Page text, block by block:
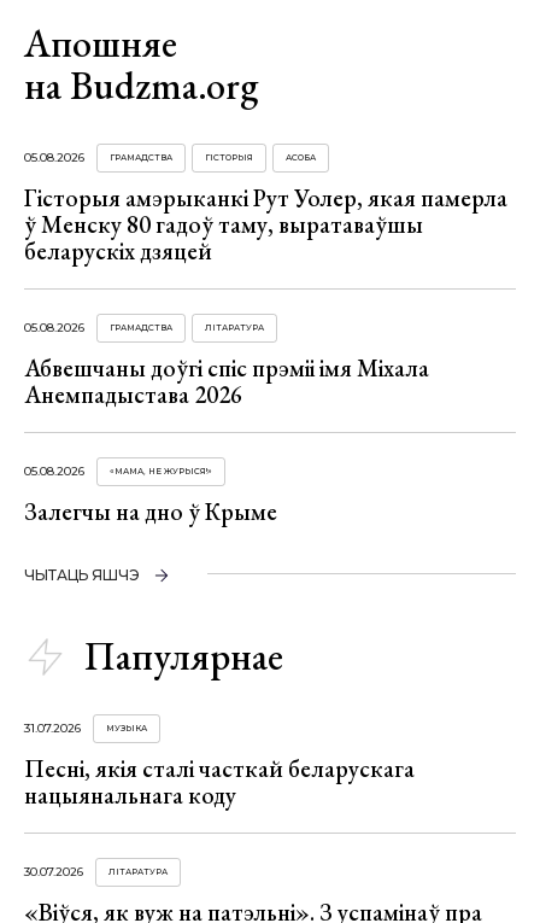
Апошняе
на Budzma.org
05.08.2026 ГРАМАДСТВА ГІСТОРЫЯ АСОБА
Гісторыя амэрыканкі Рут Уолер, якая памерла
ў Менску 80 гадоў таму, выратаваўшы
беларускіх дзяцей
05.08.2026 ГРАМАДСТВА ЛІТАРАТУРА
Абвешчаны доўгі спіс прэміі імя Міхала
Анемпадыстава 2026
05.08.2026 «МАМА, НЕ ЖУРЫСЯ!»
Залегчы на дно ў Крыме
ЧЫТАЦЬ ЯШЧЭ
Папулярнае
31.07.2026 МУЗЫКА
Песні, якія сталі часткай беларускага
нацыянальнага коду
30.07.2026 ЛІТАРАТУРА
«Віўся, як вуж на патэльні». З успамінаў пра